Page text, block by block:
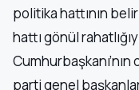
politika hattının
hattı gönül
parti genel